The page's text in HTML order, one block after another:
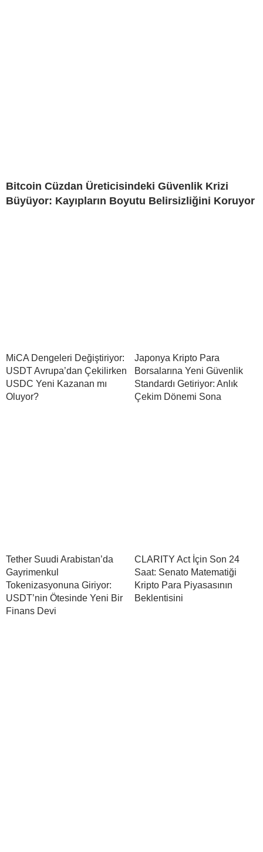
Bitcoin Cüzdan Üreticisindeki Güvenlik Krizi
Büyüyor: Kayıpların Boyutu Belirsizliğini Koruyor
MiCA Dengeleri Değiştiriyor:
USDT Avrupa’dan Çekilirken
USDC Yeni Kazanan mı
Oluyor?
Japonya Kripto Para
Borsalarına Yeni Güvenlik
Standardı Getiriyor: Anlık
Çekim Dönemi Sona
Tether Suudi Arabistan’da
Gayrimenkul
Tokenizasyonuna Giriyor:
USDT’nin Ötesinde Yeni Bir
Finans Devi
CLARITY Act İçin Son 24
Saat: Senato Matematiği
Kripto Para Piyasasının
Beklentisini